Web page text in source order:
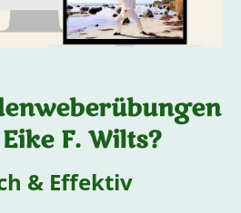
F. Wilts?
& Effektiv